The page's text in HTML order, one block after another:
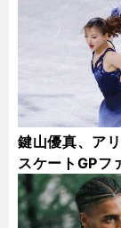
鍵山優真、ア
スケートGPフ